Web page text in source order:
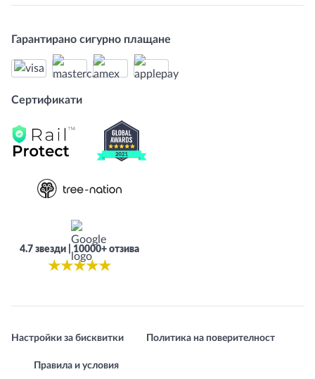
Гарантирано сигурно плащане
Сертификати
4.7 звезди | 10000+ отзива
★★★★★
Настройки за бисквитки Политика на поверителност
Правила и условия